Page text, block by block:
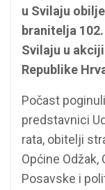
u Svilaju
branitelja
Svilaju u
Republike
Počast
predstavnici
rata, obitelji
Općine
Posavske i